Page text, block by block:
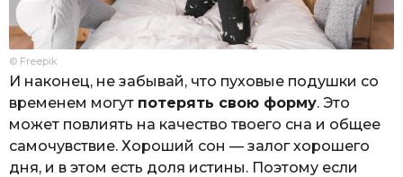
© Freepik
И наконец, не забывай, что пуховые подушки со
временем могут потерять свою форму. Это
может повлиять на качество твоего сна и общее
самочувствие. Хороший сон — залог хорошего
дня, и в этом есть доля истины. Поэтому если